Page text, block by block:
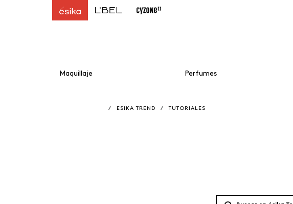
Maquillaje Perfumes
/ ESIKA TREND / TUTORIALES